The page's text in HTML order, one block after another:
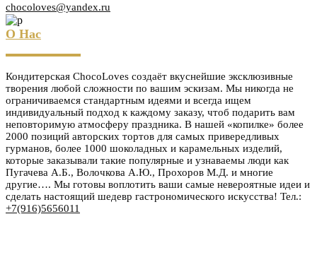
chocoloves@yandex.ru
О Нас
Кондитерская ChocoLoves создаёт вкуснейшие эксклюзивные
творения любой сложности по вашим эскизам. Мы никогда не
ограничиваемся стандартным идеями и всегда ищем
индивидуальный подход к каждому заказу, чтоб подарить вам
неповторимую атмосферу праздника. В нашей «копилке» более
2000 позиций авторских тортов для самых привередливых
гурманов, более 1000 шоколадных и карамельных изделий,
которые заказывали такие популярные и узнаваемы люди как
Пугачева А.Б., Волочкова А.Ю., Прохоров М.Д. и многие
другие…. Мы готовы воплотить ваши самые невероятные идеи и
сделать настоящий шедевр гастрономического искусства! Тел.:
+7(916)5656011